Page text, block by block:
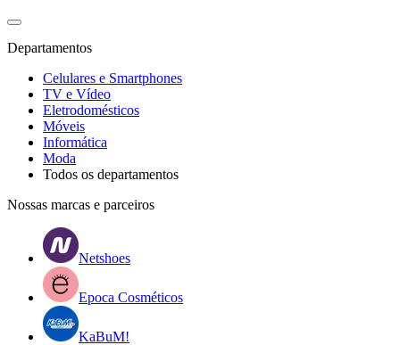
Departamentos
Celulares e Smartphones
TV e Vídeo
Eletrodomésticos
Móveis
Informática
Moda
Todos os departamentos
Nossas marcas e parceiros
Netshoes
Epoca Cosméticos
KaBuM!